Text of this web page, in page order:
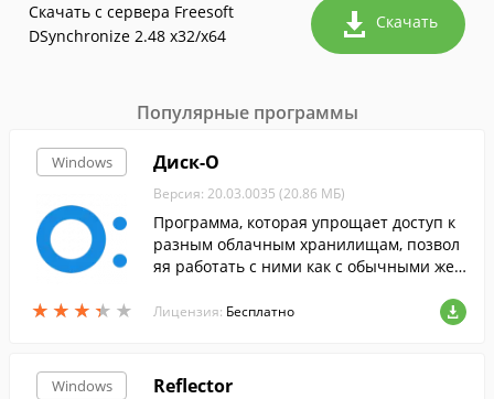
Скачать с сервера Freesoft
DSynchronize 2.48 x32/x64
Скачать
Популярные программы
Windows
★ ★ ★ ★ ★
★ ★ ★ ★ ★
Диск-О
Версия: 20.03.0035 (20.86 МБ)
Программа, которая упрощает доступ к
разным облачным хранилищам, позвол
яя работать с ними как с обычными жес
Лицензия: Бесплатно
Windows Reflector